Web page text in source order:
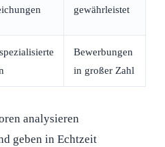
gewährleistet
Bewerbungen
in großer Zahl
analysieren
geben in Echtzeit